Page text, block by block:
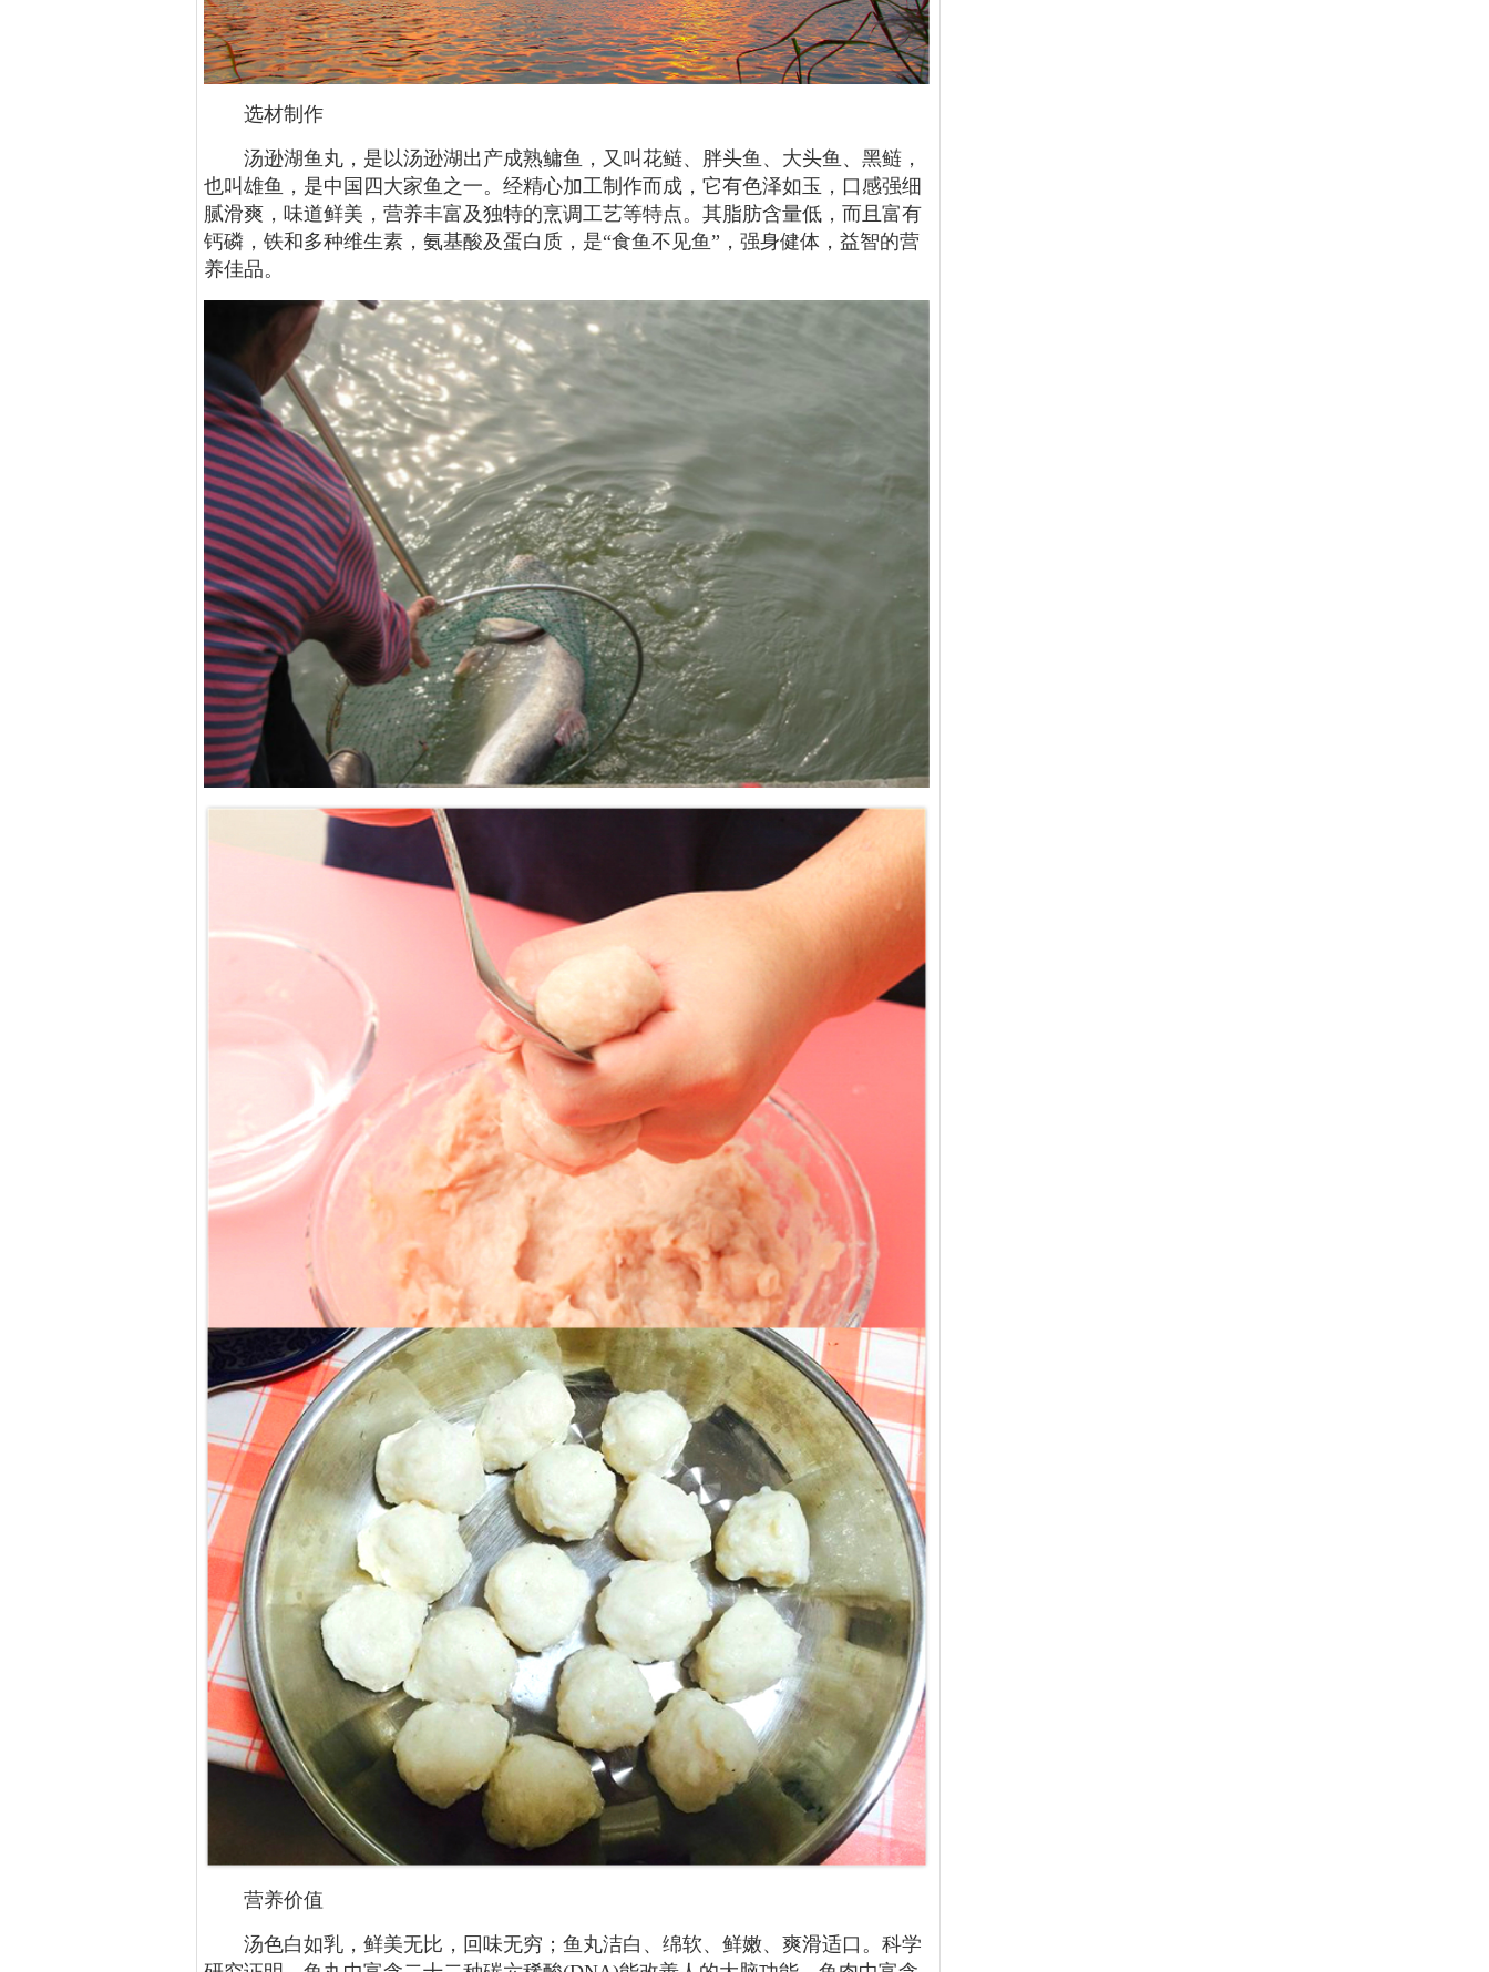
选材制作
汤逊湖鱼丸，是以汤逊湖出产成熟鳙鱼，又叫花鲢、胖头鱼、大头鱼、黑鲢，
也叫雄鱼，是中国四大家鱼之一。经精心加工制作而成，它有色泽如玉，口感强细
腻滑爽，味道鲜美，营养丰富及独特的烹调工艺等特点。其脂肪含量低，而且富有
钙磷，铁和多种维生素，氨基酸及蛋白质，是“食鱼不见鱼”，强身健体，益智的营
养佳品。
营养价值
汤色白如乳，鲜美无比，回味无穷；鱼丸洁白、绵软、鲜嫩、爽滑适口。科学